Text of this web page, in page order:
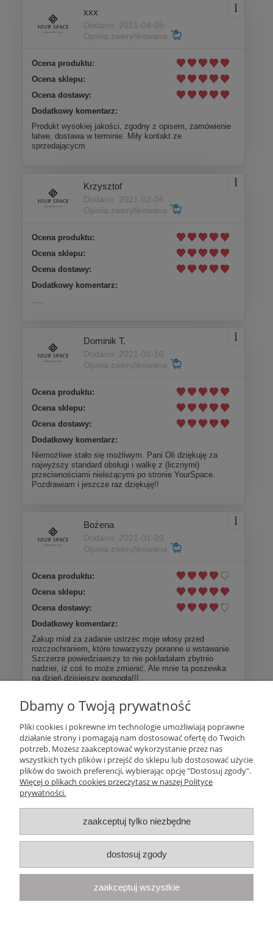
xxx
Dodano: 2021-04-05
Opinia zweryfikowana
Ocena produktu:
Ocena sklepu:
Ocena dostawy:
Dodatkowy komentarz:
Produkt wysokiej jakości, zgodny z opisem, zamówienie
łatwe, dostawa w terminie. Miły kontakt ze
sprzedającycm
Krzysztof
Dodano: 2021-02-06
Opinia zweryfikowana
Ocena produktu:
Ocena sklepu:
Ocena dostawy:
Dodatkowy komentarz:
Dominik T.
Dodano: 2021-01-10
Opinia zweryfikowana
Ocena produktu:
Ocena sklepu:
Ocena dostawy:
Dodatkowy komentarz:
Niemożliwe stało się możliwym. Pani Oli dziękuję za
najwyższy standard obsługi i walkę z (licznymi)
przeciwnościami nieleżącymi po stronie YourSpace.
Pozdrawiam i jeszcze raz dziękuję!!
Bożena
Dodano: 2021-01-09
Opinia zweryfikowana
Ocena produktu:
Ocena sklepu:
Ocena dostawy:
Dodatkowy komentarz:
Zakup miał za zadanie ustrzec moje włosy przed
rozczochraniem, które towarzyszy poranne u wstawanie.
Szczerze powiedziawszy to nie pokładałam zbytnio
nadziei, iż coś to może zmienić. Ale mnie ta poszewka
na dzień dzisiejszy pomogła!!!
Więcej opinii
Pomoc
Moje konto
Płatności i dostawa
Informacje
O nas
Your Space| Olimpijska 8, 86-010 Samociążek, woj. kujawsko-
Dbamy o Twoją prywatność
Pliki cookies i pokrewne im technologie umożliwiają poprawne
działanie strony i pomagają nam dostosować ofertę do Twoich
potrzeb. Możesz zaakceptować wykorzystanie przez nas
wszystkich tych plików i przejść do sklepu lub dostosować użycie
plików do swoich preferencji, wybierając opcję "Dostosuj zgody".
Więcej o plikach cookies przeczytasz w naszej Polityce
prywatności.
zaakceptuj tylko niezbędne
dostosuj zgody
zaakceptuj wszystkie